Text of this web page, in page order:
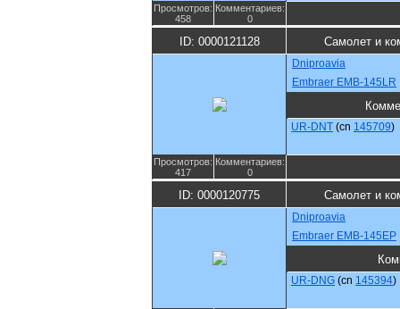
Просмотров:
458
Комментариев:
0
ID: 0000121128 Самолет и
Dniproavia
Embraer EMB-145LR
UR-DNT (cn 145709)
Просмотров:
417
Комментариев:
0
ID: 0000120775 Самолет и
Dniproavia
Embraer EMB-145EP
UR-DNG (cn 145394)